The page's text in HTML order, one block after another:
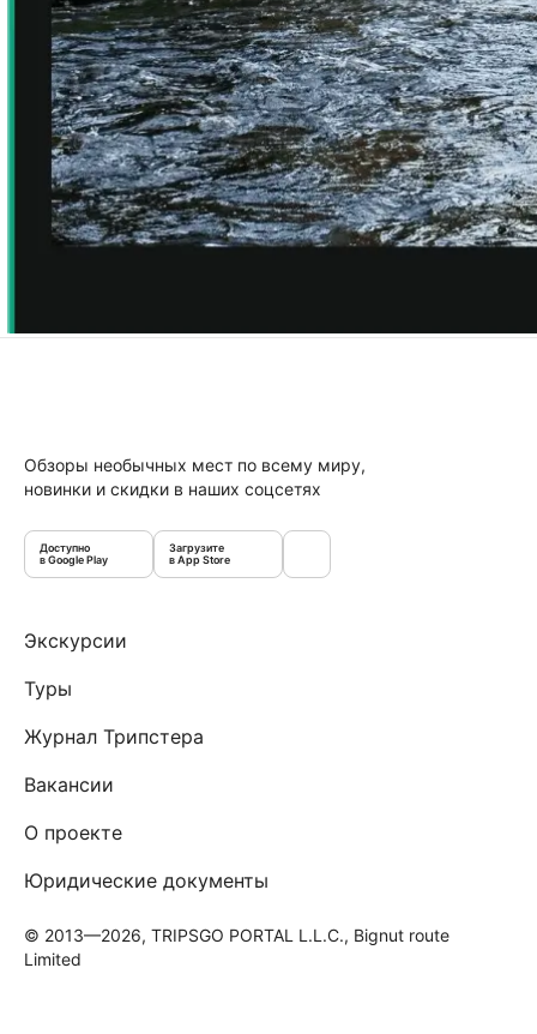
Обзоры необычных мест по всему миру,
новинки и скидки в наших соцсетях
Доступно
в Google Play
Загрузите
в App Store
Экскурсии
Туры
Журнал Трипстера
Вакансии
О проекте
Юридические документы
© 2013—2026, TRIPSGO PORTAL L.L.C., Bignut route
Limited